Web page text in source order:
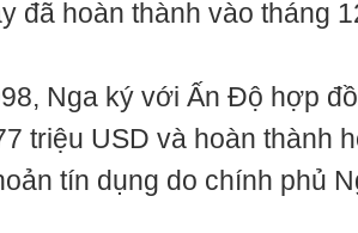
đã hoàn thành vào tháng
Nga ký với Ấn Độ hợp
triệu USD và hoàn thành
tín dụng do chính phủ